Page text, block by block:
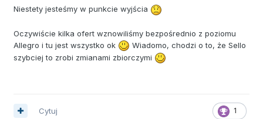
Niestety jesteśmy w punkcie wyjścia
Oczywiście kilka ofert wznowiliśmy bezpośrednio z poziomu
Allegro i tu jest wszystko ok
Wiadomo, chodzi o to, że Sello
szybciej to zrobi zmianami zbiorczymi
1
Cytuj